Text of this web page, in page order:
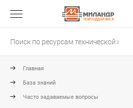
ТЕХПОДДЕРЖКА
Главная
База знаний
Часто задаваемые вопросы